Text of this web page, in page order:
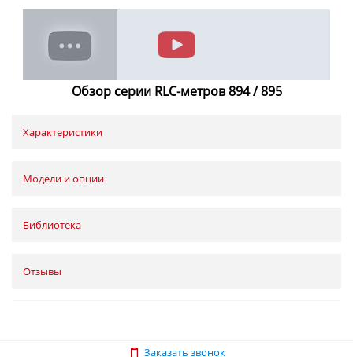
Обзор серии RLC-метров 894 / 895
Характеристики
Модели и опции
Библиотека
Отзывы
Заказать звонок